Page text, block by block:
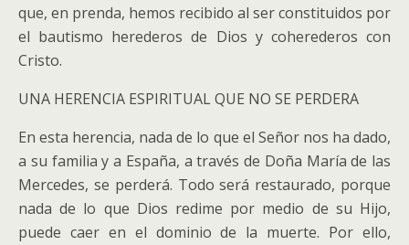
que, en prenda, hemos recibido al ser constituidos por
el bautismo herederos de Dios y coherederos con
Cristo.
UNA HERENCIA ESPIRITUAL QUE NO SE PERDERA
En esta herencia, nada de lo que el Señor nos ha dado,
a su familia y a España, a través de Doña María de las
Mercedes, se perderá. Todo será restaurado, porque
nada de lo que Dios redime por medio de su Hijo,
puede caer en el dominio de la muerte. Por ello,